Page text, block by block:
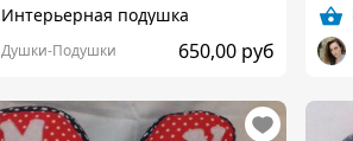
Интерьерная подушка
Душки-Подушки 650,00 руб